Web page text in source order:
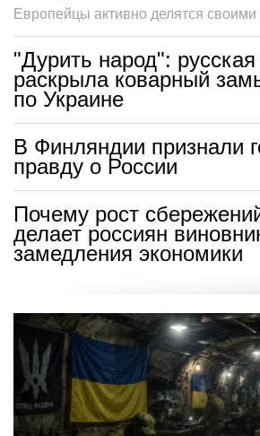
Европейцы активно делятся
"Дурить народ":
раскрыла коварный
по Украине
В Финляндии признали
правду о России
Почему рост
делает россиян
замедления экономики